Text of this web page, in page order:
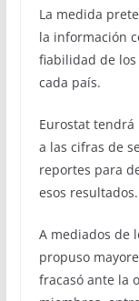
La medida
la información
fiabilidad de
cada país.
Eurostat tendrá
a las cifras de
reportes para
esos resultados.
A mediados de
propuso
fracasó ante la